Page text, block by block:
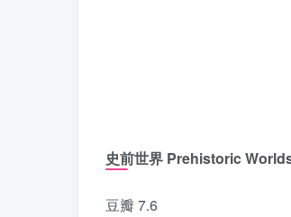
史前世界 Prehistoric
豆瓣 7.6